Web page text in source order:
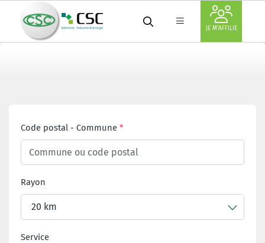
JE M'AFFILIE
Code postal - Commune
Rayon
20 km
Service